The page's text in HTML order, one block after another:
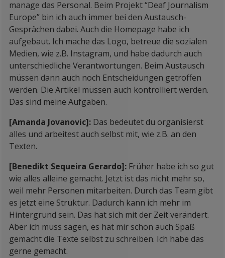
manage das Personal. Beim Projekt “Deaf Journalism
Europe” bin ich auch immer bei den Austausch-
Gesprächen dabei. Auch die Homepage habe ich
aufgebaut. Ich mache das Logo, betreue die sozialen
Medien, wie z.B. Instagram, und habe dadurch auch
unterschiedliche Verantwortungen. Beim Austausch
müssen dann auch noch Entscheidungen getroffen
werden. Die Artikel müssen auch kontrolliert werden.
Das sind meine Aufgaben.
[Amanda Jovanovic]: Das bedeutet du organisierst
alles und arbeitest auch selbst mit, wie z.B. an den
Texten.
[Benedikt Sequeira Gerardo]: Früher habe ich so gut
wie alles alleine gemacht. Jetzt ist das nicht mehr so,
weil mehr Personen mitarbeiten. Durch das Team gibt
es jetzt eine Struktur. Dadurch kann ich mehr im
Hintergrund sein. Das hat sich mit der Zeit verändert.
Aber ich muss sagen, es hat mir schon auch Spaß
gemacht die Texte selbst zu schreiben. Ich habe das
gerne gemacht.